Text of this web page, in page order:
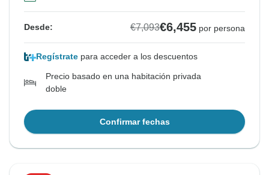
Desde: €7,093€6,455 por persona
Regístrate para acceder a los descuentos
Precio basado en una habitación privada
doble
Confirmar fechas